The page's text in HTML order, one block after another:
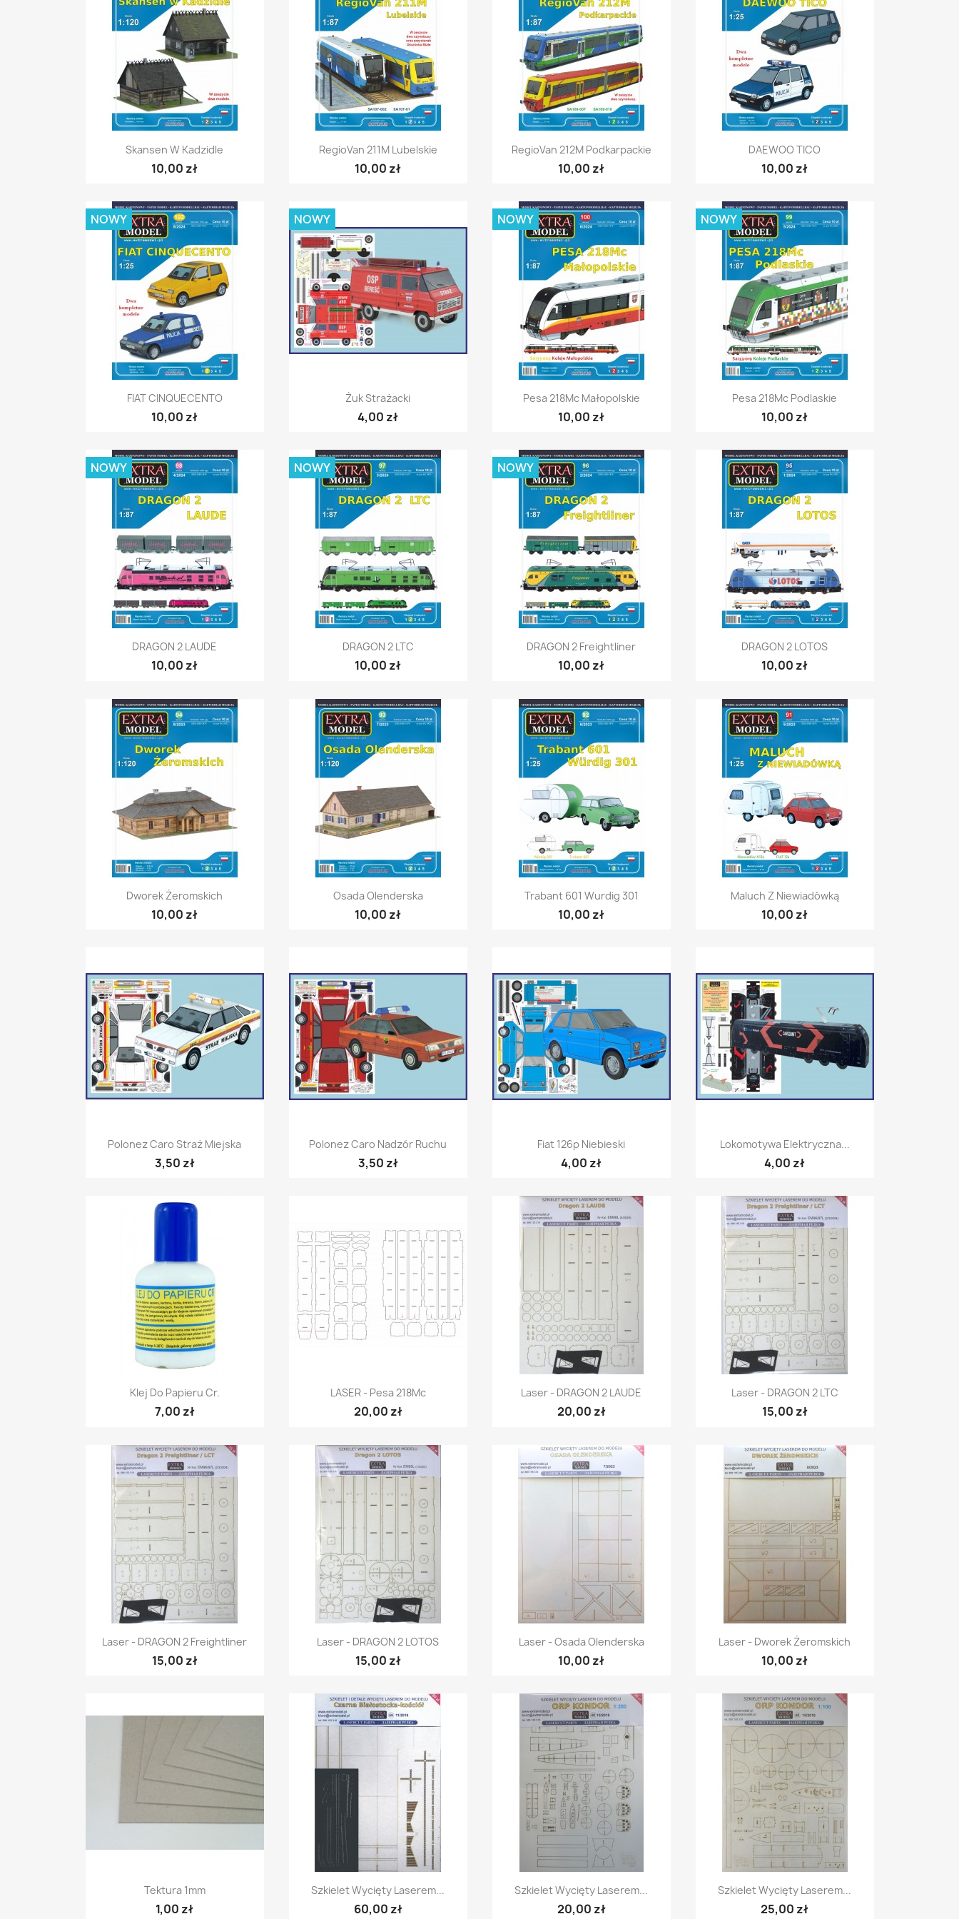
Szybki podgląd
Skansen W Kadzidle
10,00 zł
Szybki podgląd
RegioVan 211M Lubelskie
10,00 zł
Szybki podgląd
RegioVan 212M Podkarpackie
10,00 zł
Szybki podgląd
DAEWOO TICO
10,00 zł
Szybki podgląd
FIAT CINQUECENTO
10,00 zł
NOWY
Szybki podgląd
Żuk Strażacki
4,00 zł
NOWY
 Szybki podgląd
Pesa 218Mc Małopolskie
10,00 zł
NOWY
Szybki podgląd
Pesa 218Mc Podlaskie
10,00 zł
NOWY
Szybki podgląd
DRAGON 2 LAUDE
10,00 zł
NOWY
Szybki podgląd
DRAGON 2 LTC
10,00 zł
NOWY
Szybki podgląd
DRAGON 2 Freightliner
10,00 zł
NOWY
Szybki podgląd
DRAGON 2 LOTOS
10,00 zł
Szybki podgląd
Dworek Żeromskich
10,00 zł
Szybki podgląd
Osada Olenderska
10,00 zł
Szybki podgląd
Trabant 601 Wurdig 301
10,00 zł
Szybki podgląd
Maluch Z Niewiadówką
10,00 zł
Szybki podgląd
Polonez Caro Straż Miejska
3,50 zł
Szybki podgląd
Polonez Caro Nadzór Ruchu
3,50 zł
Szybki podgląd
Fiat 126p Niebieski
4,00 zł
Szybki podgląd
Lokomotywa Elektryczna...
4,00 zł
Szybki podgląd
Klej Do Papieru Cr.
7,00 zł
Szybki podgląd
LASER - Pesa 218Mc
20,00 zł
Szybki podgląd
Laser - DRAGON 2 LAUDE
20,00 zł
Szybki podgląd
Laser - DRAGON 2 LTC
15,00 zł
Szybki podgląd
Laser - DRAGON 2 Freightliner
15,00 zł
Szybki podgląd
Laser - DRAGON 2 LOTOS
15,00 zł
 Szybki podgląd
Laser - Osada Olenderska
10,00 zł
 Szybki podgląd
Laser - Dworek Żeromskich
10,00 zł
Szybki podgląd
Tektura 1mm
1,00 zł
Szybki podgląd
Szkielet Wycięty Laserem...
60,00 zł
Szybki podgląd
Szkielet Wycięty Laserem...
20,00 zł
Szybki podgląd
Szkielet Wycięty Laserem...
25,00 zł